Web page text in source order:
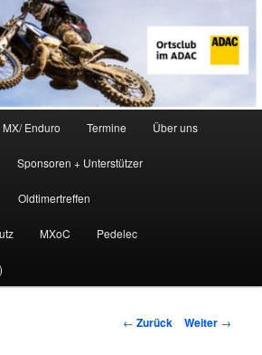
MX/ Enduro Termine Über uns
Sponsoren + Unterstützer
Oldtimertreffen
MXoC Pedelec
Beitrags-
← Zurück Weiter →